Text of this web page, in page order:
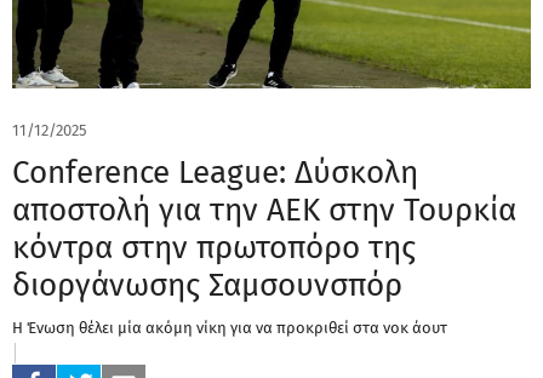
11/12/2025
Conference League: Δύσκολη
αποστολή για την ΑΕΚ στην Τουρκία
κόντρα στην πρωτοπόρο της
διοργάνωσης Σαμσουνσπόρ
Η Ένωση θέλει μία ακόμη νίκη για να προκριθεί στα νοκ άουτ